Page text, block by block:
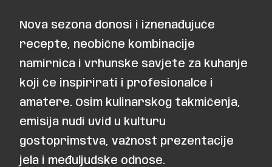
Nova sezona donosi i iznenađujuće
recepte, neobične kombinacije
namirnica i vrhunske savjete za kuhanje
koji će inspirirati i profesionalce i
amatere. Osim kulinarskog takmičenja,
emisija nudi uvid u kulturu
gostoprimstva, važnost prezentacije
jela i međuljudske odnose.